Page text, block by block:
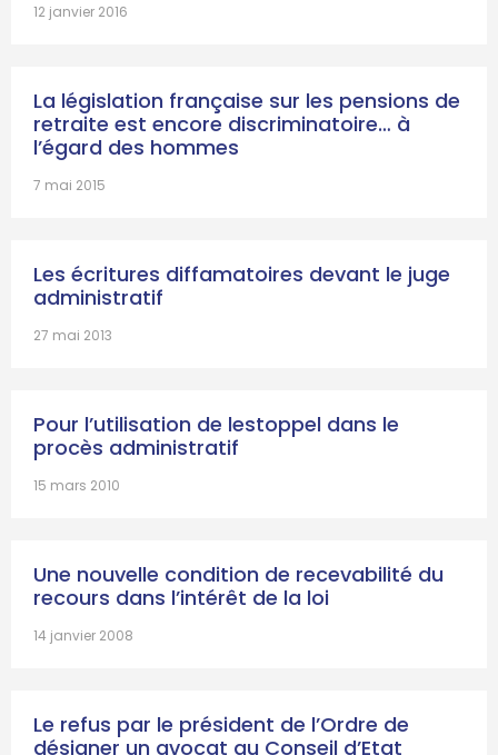
12 janvier 2016
La législation française sur les pensions de
retraite est encore discriminatoire… à
l’égard des hommes
7 mai 2015
Les écritures diffamatoires devant le juge
administratif
27 mai 2013
Pour l’utilisation de lestoppel dans le
procès administratif
15 mars 2010
Une nouvelle condition de recevabilité du
recours dans l’intérêt de la loi
14 janvier 2008
Le refus par le président de l’Ordre de
désigner un avocat au Conseil d’Etat